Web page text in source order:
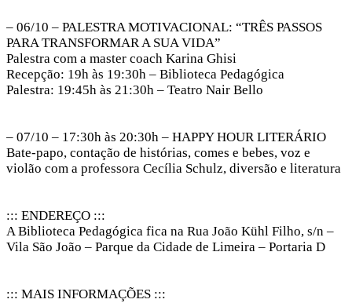
– 06/10 – PALESTRA MOTIVACIONAL: “TRÊS PASSOS
PARA TRANSFORMAR A SUA VIDA”
Palestra com a master coach Karina Ghisi
Recepção: 19h às 19:30h – Biblioteca Pedagógica
Palestra: 19:45h às 21:30h – Teatro Nair Bello
– 07/10 – 17:30h às 20:30h – HAPPY HOUR LITERÁRIO
Bate-papo, contação de histórias, comes e bebes, voz e
violão com a professora Cecília Schulz, diversão e literatura
::: ENDEREÇO :::
A Biblioteca Pedagógica fica na Rua João Kühl Filho, s/n –
Vila São João – Parque da Cidade de Limeira – Portaria D
::: MAIS INFORMAÇÕES :::